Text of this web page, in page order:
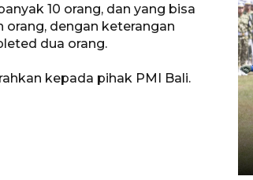
10 orang, dan yang bisa
dengan keterangan
dua orang.
kepada pihak PMI Bali.